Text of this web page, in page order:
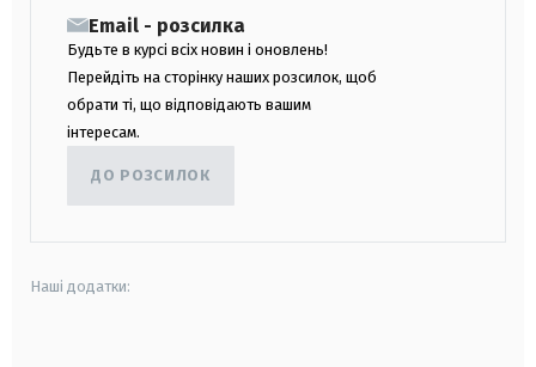
Email - розсилка
Будьте в курсі всіх новин і оновлень!
Перейдіть на сторінку наших розсилок, щоб
обрати ті, що відповідають вашим
інтересам.
ДО РОЗСИЛОК
Наші додатки: